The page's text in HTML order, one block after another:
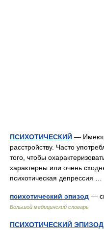
ПСИХОТИЧЕСКИЙ —
расстройству. Часто
того, чтобы
характерны или очень
психотическая депрессия …
психотический эпизод —
Большой медицинский словарь
ПСИХОТИЧЕСКИЙ ЭПИЗОД